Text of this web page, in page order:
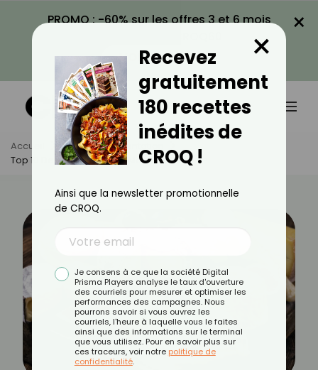
PROMO : -60% sur les offres 3 et 6 mois
VOIR LA PROMO
×
Accueil Actus
Alimentation
Top 10 Des Fromages Les Moins Caloriques
Recevez
gratuitement
180 recettes
inédites de
CROQ !
×
Ainsi que la newsletter promotionnelle
de CROQ.
Je consens à ce que la société Digital
Prisma Players analyse le taux d'ouverture
des courriels pour mesurer et optimiser les
performances des campagnes. Nous
pourrons savoir si vous ouvrez les
courriels, l'heure à laquelle vous le faites
ainsi que des informations sur le terminal
que vous utilisez. Pour en savoir plus sur
ces traceurs, voir notre politique de
confidentialité.